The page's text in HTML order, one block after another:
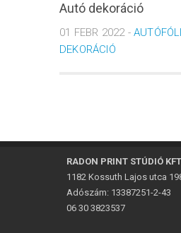
Autó dekoráció
01 FEBR 2022 -
DEKORÁCIÓ
RADON PRINT STÚDIÓ KFT
1182 Kossuth Lajos utca
Adószám: 13387251-2-43
06 30 3823537